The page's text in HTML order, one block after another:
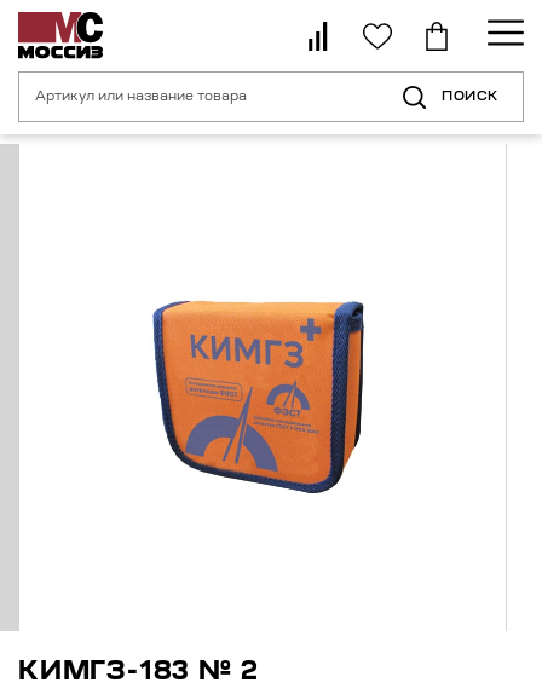
ПОИСК
Главная страница Средства индивидуальной безопасности
КИМГЗ-183 № 2